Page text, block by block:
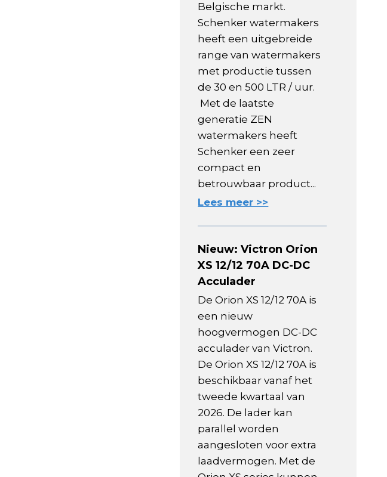
Belgische markt.
Schenker watermakers
heeft een uitgebreide
range van watermakers
met productie tussen
de 30 en 500 LTR / uur.
Met de laatste
generatie ZEN
watermakers heeft
Schenker een zeer
compact en
betrouwbaar product...
Lees meer >>
Nieuw: Victron Orion
XS 12/12 70A DC-DC
Acculader
De Orion XS 12/12 70A is
een nieuw
hoogvermogen DC-DC
acculader van Victron.
De Orion XS 12/12 70A is
beschikbaar vanaf het
tweede kwartaal van
2026. De lader kan
parallel worden
aangesloten voor extra
laadvermogen. Met de